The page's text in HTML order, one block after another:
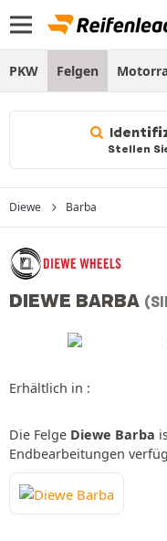
PKW Felgen
Stellen
Diewe Barba
DIEWE BARBA
Erhältlich in :
Die Felge Diewe Barba
Endbearbeitungen